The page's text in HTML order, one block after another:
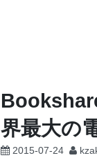
界最大の
2015-07-24